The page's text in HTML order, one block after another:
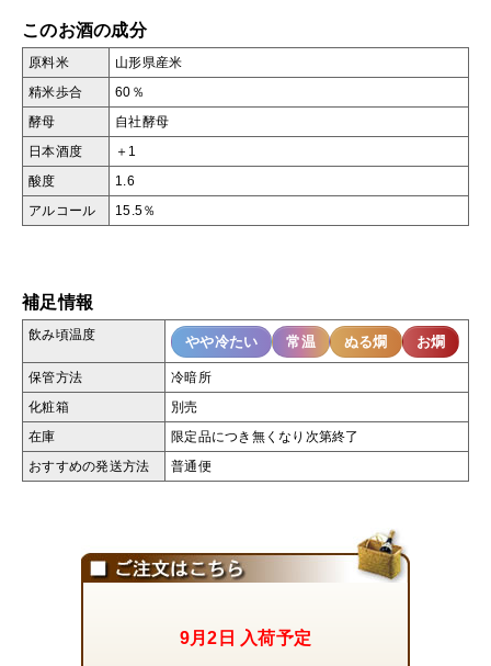
このお酒の成分
原料米 山形県産米
精米歩合 60％
酵母 自社酵母
日本酒度 ＋1
酸度 1.6
アルコール 15.5％
補足情報
飲み頃温度 やや冷たい 常温 ぬる燗 お燗
保管方法 冷暗所
化粧箱 別売
在庫 限定品につき無くなり次第終了
おすすめの発送方法 普通便
9月2日 入荷予定